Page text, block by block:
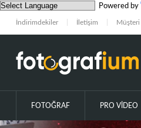
Powered by
İndirimdekiler İletişim Müşteri
FOTOĞRAF PRO VIDEO